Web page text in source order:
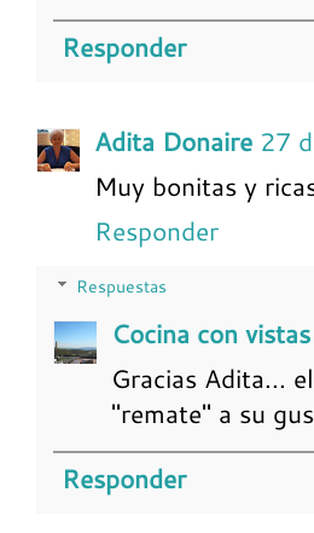
Responder
Adita Donaire 27
Muy bonitas y
Responder
Respuestas
Cocina con vistas
Gracias Adita...
"remate" a su
Responder